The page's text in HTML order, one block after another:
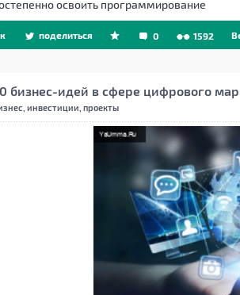
освоить программирование
поделиться 0 1592
бизнес-идей в сфере цифрового
инвестиции, проекты